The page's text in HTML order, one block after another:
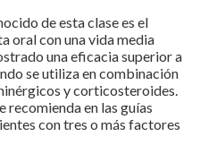
de esta clase es el
oral con una vida media
una eficacia superior a
se utiliza en combinación
y corticosteroides.
en las guías
con tres o más factores